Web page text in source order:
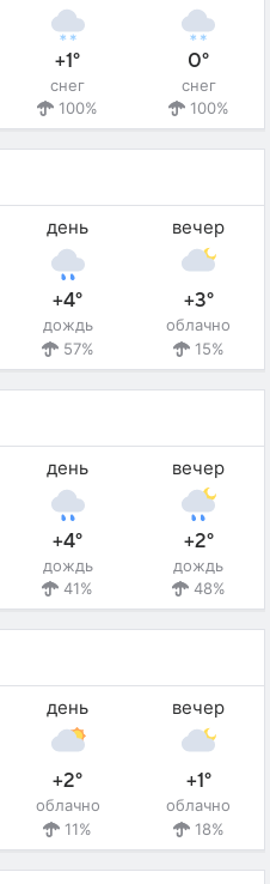
+1°
снег
100%
0°
снег
100%
день
+4°
дождь
57%
вечер
+3°
облачно
15%
день
+4°
дождь
41%
вечер
+2°
дождь
48%
день
+2°
облачно
11%
вечер
+1°
облачно
18%